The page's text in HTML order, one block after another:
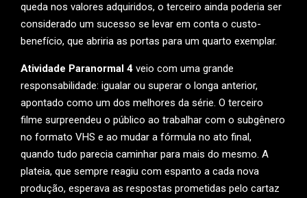
queda nos valores adquiridos, o terceiro ainda poderia ser
considerado um sucesso se levar em conta o custo-
benefício, que abriria as portas para um quarto exemplar.
Atividade Paranormal 4 veio com uma grande
responsabilidade: igualar ou superar o longa anterior,
apontado como um dos melhores da série. O terceiro
filme surpreendeu o público ao trabalhar com o subgênero
no formato VHS e ao mudar a fórmula no ato final,
quando tudo parecia caminhar para mais do mesmo. A
plateia, que sempre reagiu com espanto a cada nova
produção, esperava as respostas prometidas pelo cartaz